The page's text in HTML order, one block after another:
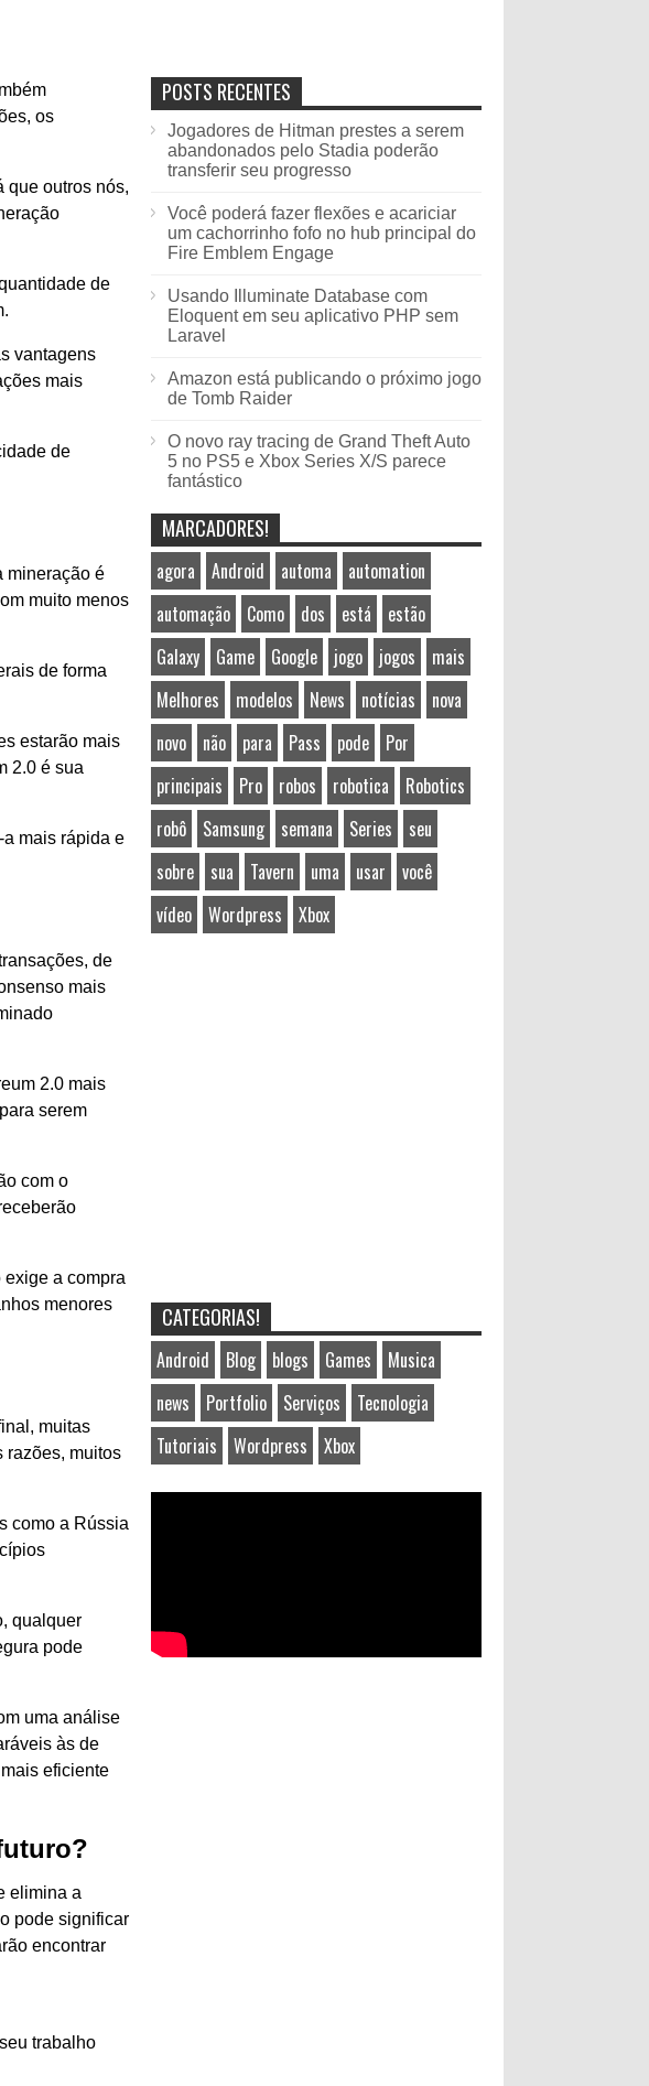
os
que outros nós,
de
vantagens
mais
de
mineração é
muito menos
de forma
estarão mais
2.0 é sua
mais rápida e
de
mais
2.0 mais
serem
com o
a compra
menores
muitas
razões, muitos
como a Rússia
qualquer
pode
uma análise
​​às de
eficiente
elimina a
pode significar
encontrar
trabalho
POSTS RECENTES
Jogadores de Hitman prestes a serem
abandonados pelo Stadia poderão
transferir seu progresso
Você poderá fazer flexões e acariciar
um cachorrinho fofo no hub principal do
Fire Emblem Engage
Usando Illuminate Database com
Eloquent em seu aplicativo PHP sem
Laravel
Amazon está publicando o próximo jogo
de Tomb Raider
O novo ray tracing de Grand Theft Auto
5 no PS5 e Xbox Series X/S parece
fantástico
MARCADORES!
agora Android automa
automation
automação
Como dos está
estão
Galaxy
Game Google jogo jogos
mais
Melhores
modelos News notícias
nova
novo
não para Pass pode
Por
principais
Pro robos robotica
Robotics
robô
Samsung semana Series
seu
sobre
sua Tavern uma usar
você
vídeo
Wordpress Xbox
CATEGORIAS!
Android Blog blogs Games
Musica
news
Portfolio Serviços
Tecnologia
Tutoriais
Wordpress Xbox